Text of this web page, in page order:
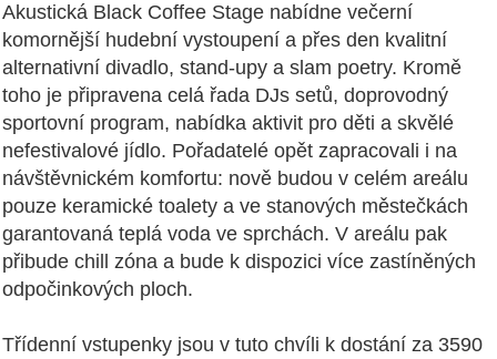
Akustická Black Coffee Stage nabídne večerní
komornější hudební vystoupení a přes den kvalitní
alternativní divadlo, stand-upy a slam poetry. Kromě
toho je připravena celá řada DJs setů, doprovodný
sportovní program, nabídka aktivit pro děti a skvělé
nefestivalové jídlo. Pořadatelé opět zapracovali i na
návštěvnickém komfortu: nově budou v celém areálu
pouze keramické toalety a ve stanových městečkách
garantovaná teplá voda ve sprchách. V areálu pak
přibude chill zóna a bude k dispozici více zastíněných
odpočinkových ploch.
Třídenní vstupenky jsou v tuto chvíli k dostání za 3590